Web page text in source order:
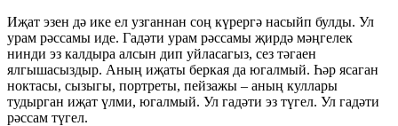
Иҗат эзен дә ике ел узганнан соң күрергә насыйп булды. Ул
урам рәссамы иде. Гадәти урам рәссамы җирдә мәңгелек
нинди эз калдыра алсын дип уйласагыз, сез тәгаен
ялгышасыздыр. Аның иҗаты беркая да югалмый. Һәр ясаган
ноктасы, сызыгы, портреты, пейзажы – аның куллары
тудырган иҗат үлми, югалмый. Ул гадәти эз түгел. Ул гадәти
рәссам түгел.